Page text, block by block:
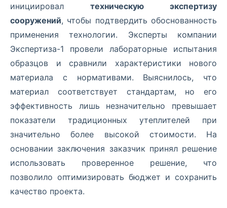
инициировал техническую экспертизу
сооружений, чтобы подтвердить обоснованность
применения технологии. Эксперты компании
Экспертиза-1 провели лабораторные испытания
образцов и сравнили характеристики нового
материала с нормативами. Выяснилось, что
материал соответствует стандартам, но его
эффективность лишь незначительно превышает
показатели традиционных утеплителей при
значительно более высокой стоимости. На
основании заключения заказчик принял решение
использовать проверенное решение, что
позволило оптимизировать бюджет и сохранить
качество проекта.